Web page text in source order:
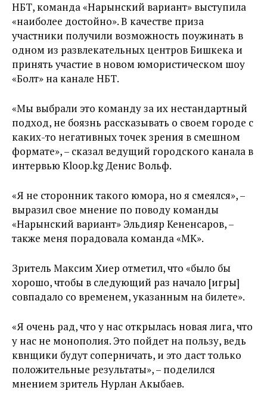
НБТ, команда «Нарынский вариант» выступила
«наиболее достойно». В качестве приза
участники получили возможность поужинать в
одном из развлекательных центров Бишкека и
принять участие в новом юмористическом шоу
«Болт» на канале НБТ.
«Мы выбрали это команду за их нестандартный
подход, не боязнь рассказывать о своем городе с
каких-то негативных точек зрения в смешном
формате», – сказал ведущий городского канала в
интервью Kloop.kg Денис Вольф.
«Я не сторонник такого юмора, но я смеялся», –
выразил свое мнение по поводу команды
«Нарынский вариант» Эльдияр Кененсаров, –
также меня порадовала команда «МК».
Зритель Максим Хиер отметил, что «было бы
хорошо, чтобы в следующий раз начало [игры]
совпадало со временем, указанным на билете».
«Я очень рад, что у нас открылась новая лига, что
у нас не монополия. Это пойдет на пользу, ведь
квнщики будут соперничать, и это даст только
положительные результаты», – поделился
мнением зритель Нурлан Акыбаев.